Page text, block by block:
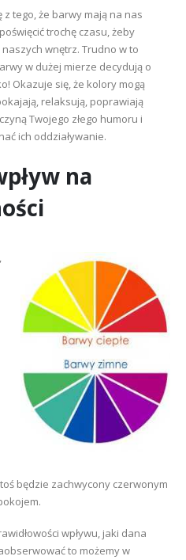
tego, że barwy mają na nas
trochę czasu, żeby
wnętrz. Trudno w to
w dużej mierze decydują o
Okazuje się, że kolory mogą
relaksują, poprawiają
Twojego złego humoru i
ich oddziaływanie.
na
będzie zachwycony czerwonym
wpływu, jaki dana
to możemy w